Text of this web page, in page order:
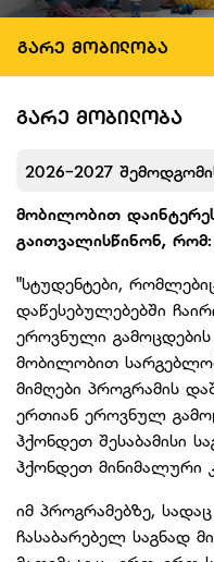
ᲒᲐᲠᲔ ᲛᲝᲑᲘᲚᲝᲑᲐ
ᲒᲐᲠᲔ ᲛᲝᲑᲘᲚᲝᲑᲐ
2026-2027
მობილობით
გაითვალისწინონ, რომ:
"სტუდენტები,
დაწესებულებებში
ეროვნული
მობილობით
მიმღები პროგრამის
ერთიან ეროვნულ
ჰქონდეთ შესაბამისი
ჰქონდეთ მინიმალური
იმ პროგრამებზე,
ჩასაბარებელ საგნად